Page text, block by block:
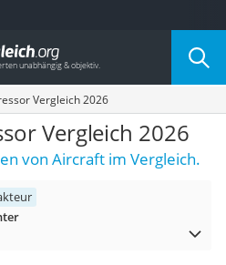
Kategorie
Vergleich 2026
Vergleich 2026
von Aircraft im Vergleich.